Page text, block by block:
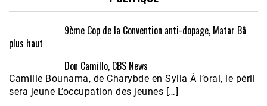
9ème Cop de la Convention anti-dopage, Matar Bâ
plus haut
Don Camillo, CBS News
Camille Bounama, de Charybde en Sylla À l’oral, le péril
sera jeune L’occupation des jeunes […]